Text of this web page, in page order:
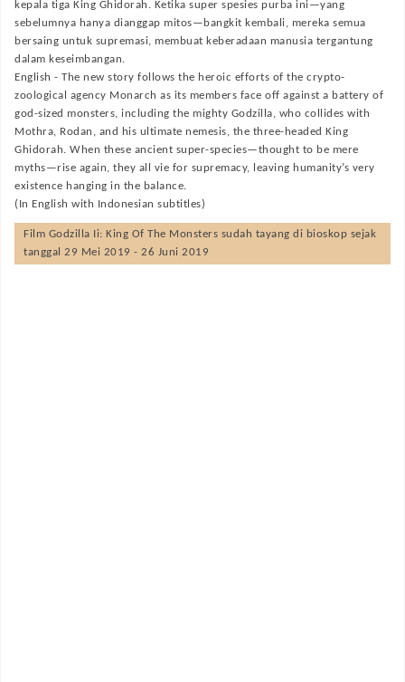
kepala tiga King Ghidorah. Ketika super spesies purba ini—yang
sebelumnya hanya dianggap mitos—bangkit kembali, mereka semua
bersaing untuk supremasi, membuat keberadaan manusia tergantung
dalam keseimbangan.
English - The new story follows the heroic efforts of the crypto-
zoological agency Monarch as its members face off against a battery of
god-sized monsters, including the mighty Godzilla, who collides with
Mothra, Rodan, and his ultimate nemesis, the three-headed King
Ghidorah. When these ancient super-species—thought to be mere
myths—rise again, they all vie for supremacy, leaving humanity’s very
existence hanging in the balance.
(In English with Indonesian subtitles)
Film Godzilla Ii: King Of The Monsters sudah tayang di bioskop sejak
tanggal 29 Mei 2019 - 26 Juni 2019